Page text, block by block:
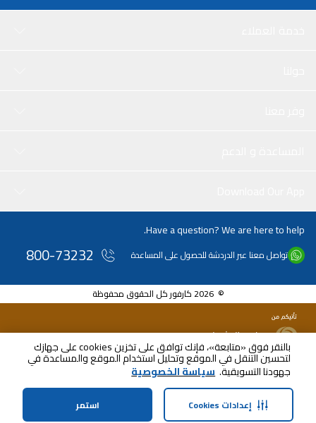
بالنقر فوق «متابعة»، فإنك توافق على تخزين cookies على جهازك
لتحسين التنقل في الموقع وتحليل استخدام الموقع والمساعدة في
جهودنا التسويقية. سياسة الخصوصية
استمر إعدادات Cookies
Have a question? We are here to help.
تواصل معنا عبر الدردشة للحصول على المساعدة 800-73232
© 2026 كارفور كل الحقوق محفوظة